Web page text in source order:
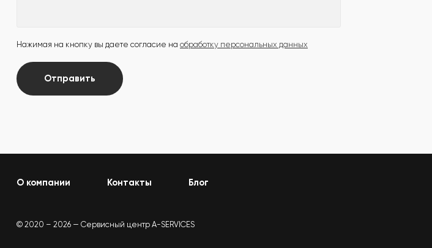
Нажимая на кнопку вы даете согласие на обработку персональных данных
Отправить
О компании Контакты Блог
© 2020 – 2026 — Сервисный центр A-SERVICES